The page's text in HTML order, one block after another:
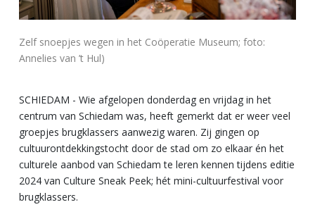
Zelf snoepjes wegen in het Coöperatie Museum; foto:
Annelies van ’t Hul)
SCHIEDAM - Wie afgelopen donderdag en vrijdag in het
centrum van Schiedam was, heeft gemerkt dat er weer veel
groepjes brugklassers aanwezig waren. Zij gingen op
cultuurontdekkingstocht door de stad om zo elkaar én het
culturele aanbod van Schiedam te leren kennen tijdens editie
2024 van Culture Sneak Peek; hét mini-cultuurfestival voor
brugklassers.